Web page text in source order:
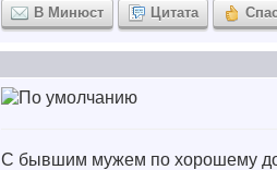
В Минюст Цитата
С бывшим мужем по хорошему